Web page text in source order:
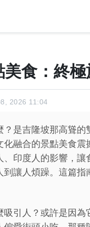
食：終
2026 11:04
是吉隆坡那高聳
融合的景點美食
印度人的影響，
讓人煩躁。這篇
引人？或許是因